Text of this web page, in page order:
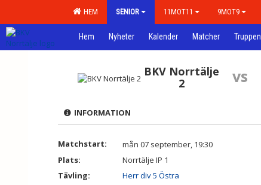
HEM SENIOR 11MOT11 9MOT9
Hem Nyheter Kalender Matcher Truppen
BKV Norrtälje
2
vs
INFORMATION
Matchstart:
mån 07 september, 19:30
Plats:
Norrtälje IP 1
Tävling:
Herr div 5 Östra